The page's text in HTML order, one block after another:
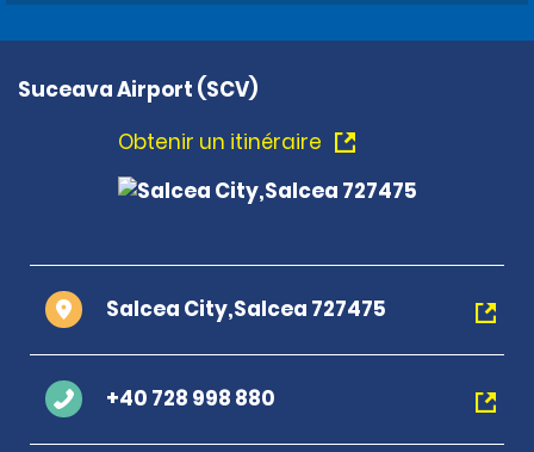
Suceava Airport (SCV)
Obtenir un itinéraire
Salcea City,Salcea 727475
+40 728 998 880